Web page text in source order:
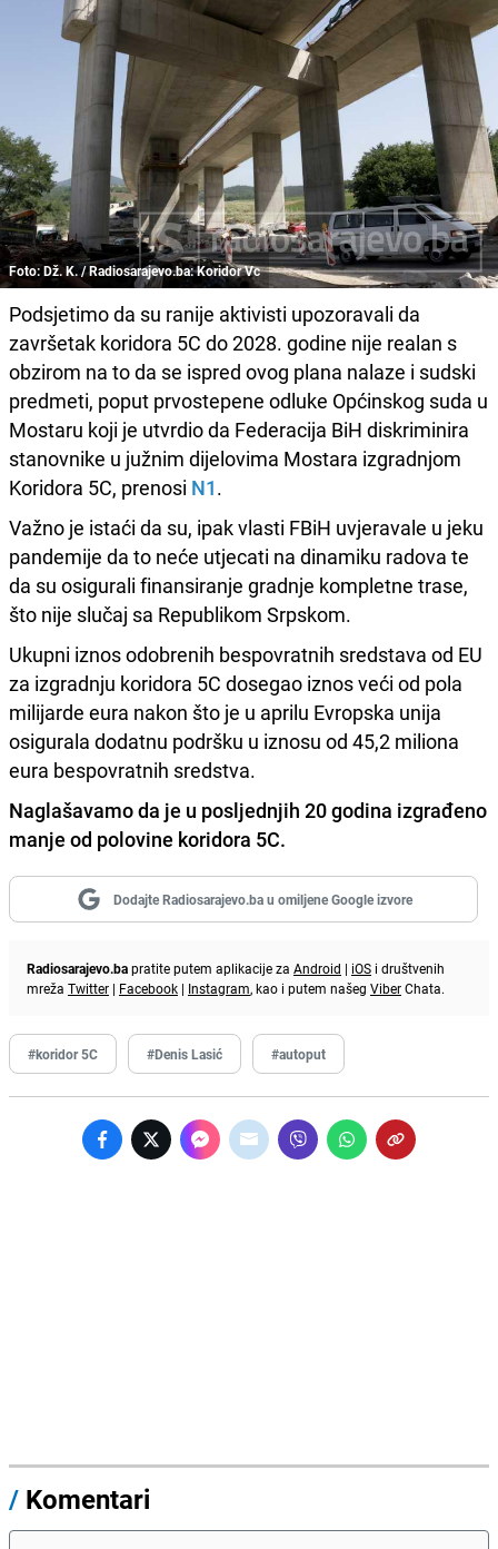
Foto: Dž. K. / Radiosarajevo.ba: Koridor Vc
Podsjetimo da su ranije aktivisti upozoravali da
završetak koridora 5C do 2028. godine nije realan s
obzirom na to da se ispred ovog plana nalaze i sudski
predmeti, poput prvostepene odluke Općinskog suda u
Mostaru koji je utvrdio da Federacija BiH diskriminira
stanovnike u južnim dijelovima Mostara izgradnjom
Koridora 5C, prenosi N1.
Važno je istaći da su, ipak vlasti FBiH uvjeravale u jeku
pandemije da to neće utjecati na dinamiku radova te
da su osigurali finansiranje gradnje kompletne trase,
što nije slučaj sa Republikom Srpskom.
Ukupni iznos odobrenih bespovratnih sredstava od EU
za izgradnju koridora 5C dosegao iznos veći od pola
milijarde eura nakon što je u aprilu Evropska unija
osigurala dodatnu podršku u iznosu od 45,2 miliona
eura bespovratnih sredstva.
Naglašavamo da je u posljednjih 20 godina izgrađeno
manje od polovine koridora 5C.
Dodajte Radiosarajevo.ba u omiljene Google izvore
Radiosarajevo.bapratite putem aplikacije za Android | iOS i društvenih
mreža Twitter | Facebook | Instagram, kao i putem našeg ViberChata.
#koridor 5C #Denis Lasić #autoput
/ Komentari